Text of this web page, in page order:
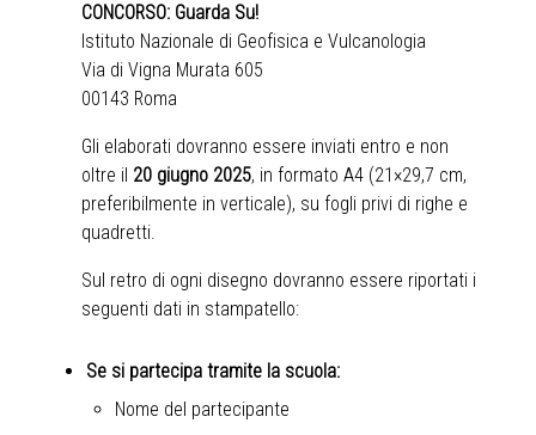
CONCORSO: Guarda Su!
Istituto Nazionale di Geofisica e Vulcanologia
Via di Vigna Murata 605
00143 Roma
Gli elaborati dovranno essere inviati entro e non
oltre il 20 giugno 2025, in formato A4 (21×29,7 cm,
preferibilmente in verticale), su fogli privi di righe e
quadretti.
Sul retro di ogni disegno dovranno essere riportati i
seguenti dati in stampatello:
Se si partecipa tramite la scuola:
Nome del partecipante